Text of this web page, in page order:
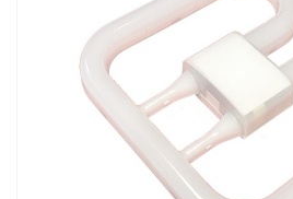
AMPOULES
LUMINAIRES
CONNECTES